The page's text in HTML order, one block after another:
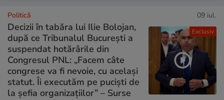
Exclusiv
Politică 09 iul.
Decizii în tabăra lui Ilie Bolojan,
după ce Tribunalul București a
suspendat hotărârile din
Congresul PNL: „Facem câte
congrese va fi nevoie, cu același
statut. Îi executăm pe puciști de
la șefia organizațiilor” – Surse